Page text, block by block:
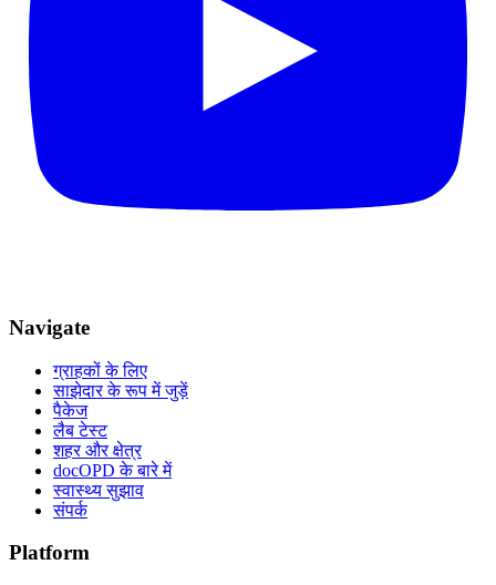
Navigate
ग्राहकों के लिए
साझेदार के रूप में जुड़ें
पैकेज
लैब टेस्ट
शहर और क्षेत्र
docOPD के बारे में
स्वास्थ्य सुझाव
संपर्क
Platform